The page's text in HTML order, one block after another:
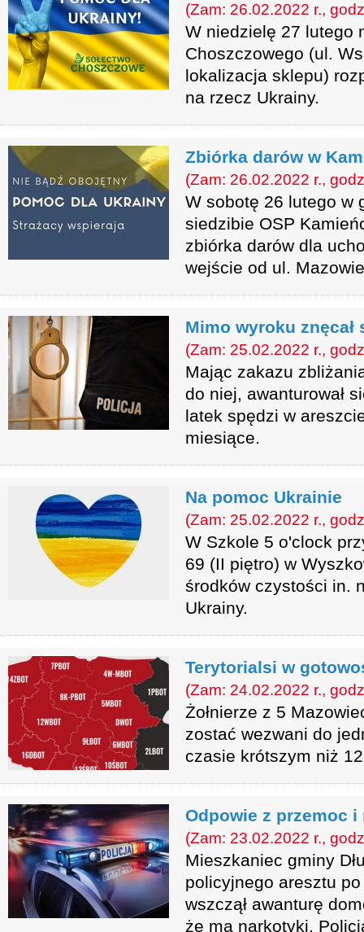
(Zam: 26.02.2022 r.,
W niedzielę 27 lutego
Choszczowego (ul.
lokalizacja sklepu)
na rzecz Ukrainy.
Zbiórka darów w
(Zam: 26.02.2022 r.,
W sobotę 26 lutego w
siedzibie OSP
zbiórka darów dla
wejście od ul.
Mimo wyroku znęcał
(Zam: 25.02.2022 r.,
Mając zakazu
do niej, awanturował
latek spędzi w
miesiące.
Na pomoc Ukrainie
(Zam: 25.02.2022 r.,
W Szkole 5 o'clock
69 (II piętro) w
środków czystości in.
Ukrainy.
Terytorialsi w
(Zam: 24.02.2022 r.,
Żołnierze z 5
zostać wezwani do
czasie krótszym niż
Odpowie z przemoc
(Zam: 23.02.2022 r.,
Mieszkaniec gminy
policyjnego aresztu
wszczął awanturę
że ma narkotyki.